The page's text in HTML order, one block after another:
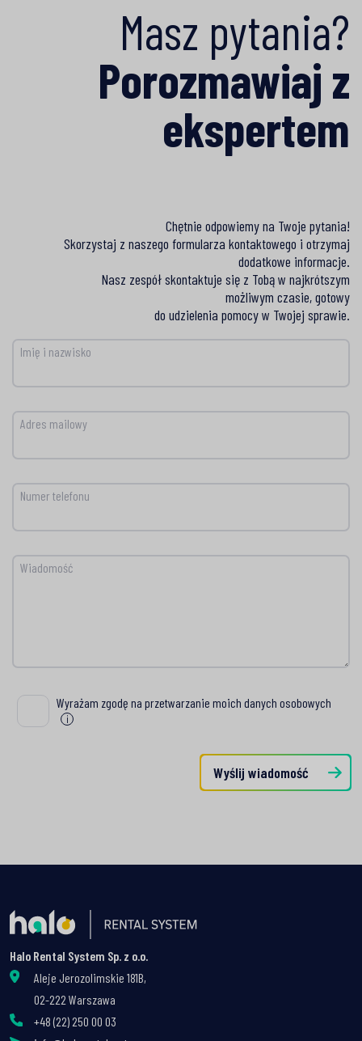
Masz pytania?
Porozmawiaj z
ekspertem
Chętnie odpowiemy na Twoje pytania!
Skorzystaj z naszego formularza kontaktowego i otrzymaj
dodatkowe informacje.
Nasz zespół skontaktuje się z Tobą w najkrótszym
możliwym czasie, gotowy
do udzielenia pomocy w Twojej sprawie.
Imię i nazwisko
Adres mailowy
Numer telefonu
Wiadomość
Wyrażam zgodę na przetwarzanie moich danych osobowych
Wyrażam zgodę na przetwarzanie moich danych osobowych
i
Wyślij wiadomość
Halo Rental System Sp. z o.o.
Aleje Jerozolimskie 181B,
02-222 Warszawa
+48 (22) 250 00 03